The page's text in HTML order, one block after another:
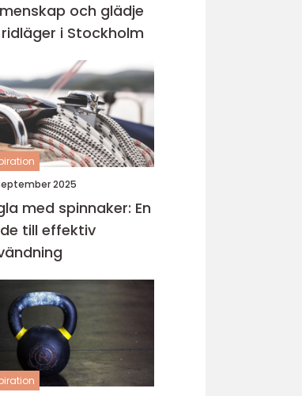
och glädje
i Stockholm
2025
med spinnaker: En
till effektiv